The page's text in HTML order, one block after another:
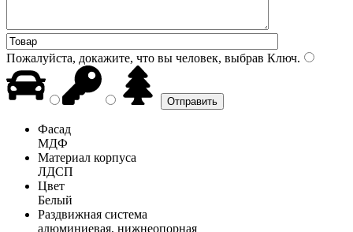
Пожалуйста, докажите, что вы человек, выбрав Ключ.
Фасад
МДФ
Материал корпуса
ЛДСП
Цвет
Белый
Раздвижная система
алюминиевая, нижнеопорная